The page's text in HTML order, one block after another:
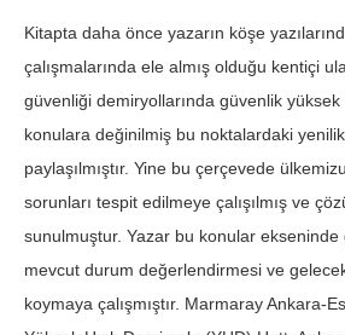
Kitapta daha önce yazarın köşe
çalışmalarında ele almış olduğu kentiçi
güvenliği demiryollarında güvenlik yüksek
konulara değinilmiş bu noktalardaki
paylaşılmıştır. Yine bu çerçevede
sorunları tespit edilmeye çalışılmış ve
sunulmuştur. Yazar bu konular
mevcut durum değerlendirmesi ve
koymaya çalışmıştır. Marmaray Ankara-